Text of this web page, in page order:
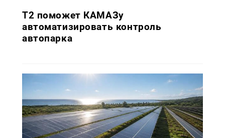
T2 поможет КАМАЗу
автоматизировать контроль
автопарка